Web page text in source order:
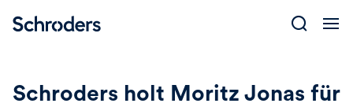
Schroders holt Moritz Jonas für